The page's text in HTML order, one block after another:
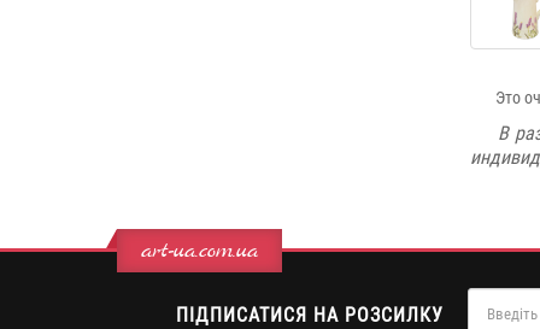
Это
В
art-ua.com.ua
ПІДПИСАТИСЯ НА РОЗСИЛКУ